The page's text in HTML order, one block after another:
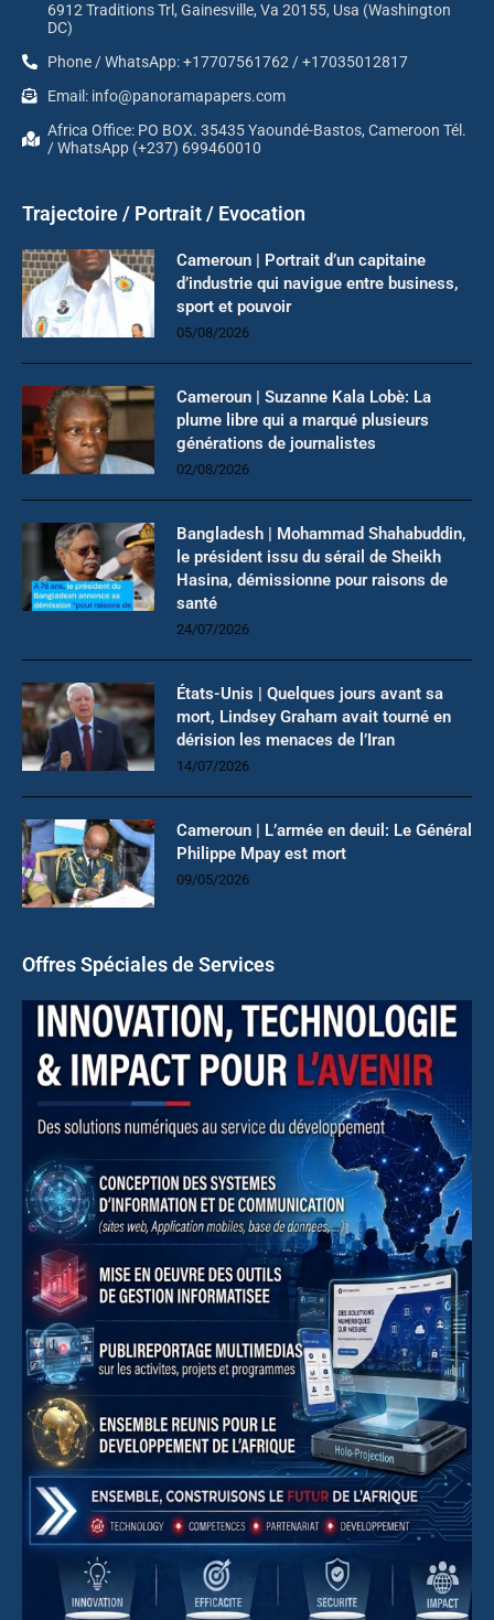
6912 Traditions Trl, Gainesville, Va 20155, Usa (Washington
DC)
Phone / WhatsApp: +17707561762 / +17035012817
Email: info@panoramapapers.com
Africa Office: PO BOX. 35435 Yaoundé-Bastos, Cameroon Tél.
/ WhatsApp (+237) 699460010
Trajectoire / Portrait / Evocation
Cameroun | Portrait d’un capitaine
d’industrie qui navigue entre business,
sport et pouvoir
05/08/2026
Cameroun | Suzanne Kala Lobè: La
plume libre qui a marqué plusieurs
générations de journalistes
02/08/2026
Bangladesh | Mohammad Shahabuddin,
le président issu du sérail de Sheikh
Hasina, démissionne pour raisons de
santé
24/07/2026
États-Unis | Quelques jours avant sa
mort, Lindsey Graham avait tourné en
dérision les menaces de l’Iran
14/07/2026
Cameroun | L’armée en deuil: Le Général
Philippe Mpay est mort
09/05/2026
Offres Spéciales de Services